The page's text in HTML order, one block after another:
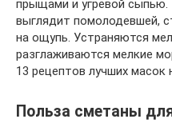
прыщами и угревой
выглядит помолодевшей,
на ощупь. Устраняются
разглаживаются мелкие
13 рецептов лучших масок
Польза сметаны